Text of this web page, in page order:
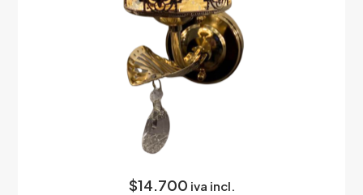
$14.700 iva incl.